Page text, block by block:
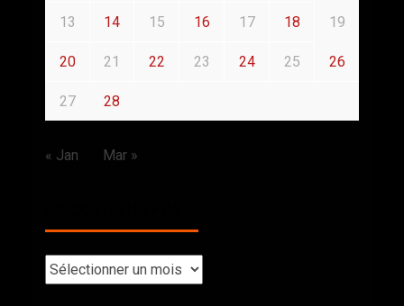
13 14 15 16 17 18 19
20 21 22 23 24 25 26
27 28
« Jan Mar »